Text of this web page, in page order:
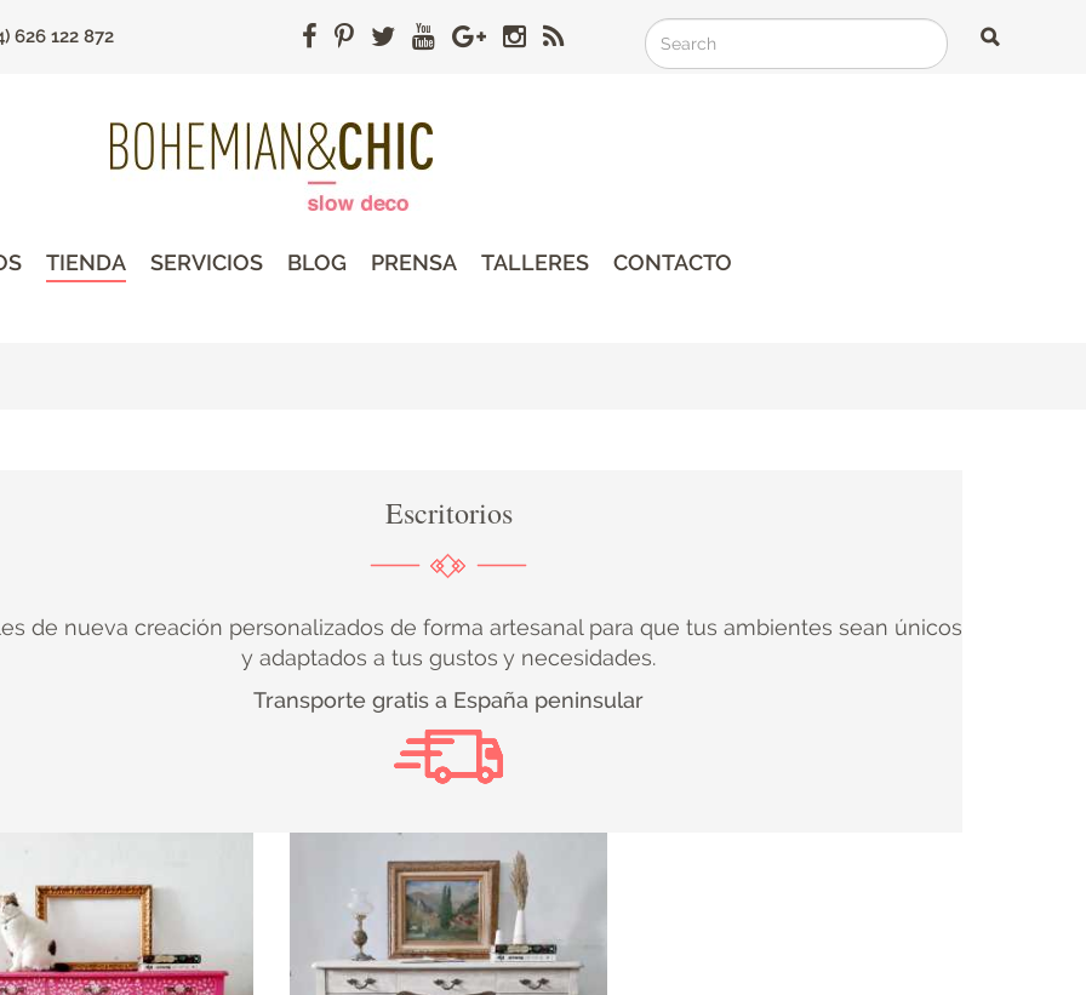
626 122 872
Search
Search
Search
TIENDA SERVICIOS BLOG PRENSA TALLERES CONTACTO
Escritorios
de nueva creación personalizados de forma artesanal para que tus ambientes sean únicos
y adaptados a tus gustos y necesidades.
Transporte gratis a España peninsular